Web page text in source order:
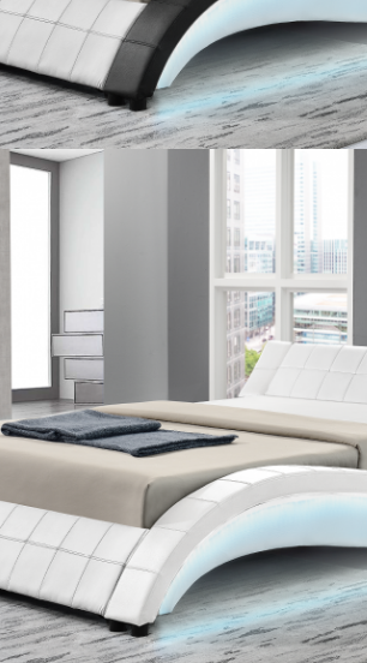
ένα μήνυμα
je snel terug!